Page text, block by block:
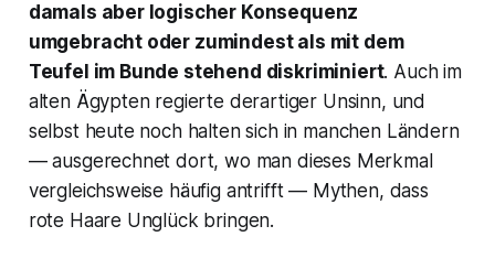
damals aber logischer Konsequenz
umgebracht oder zumindest als mit dem
Teufel im Bunde stehend diskriminiert. Auch im
alten Ägypten regierte derartiger Unsinn, und
selbst heute noch halten sich in manchen Ländern
— ausgerechnet dort, wo man dieses Merkmal
vergleichsweise häufig antrifft — Mythen, dass
rote Haare Unglück bringen.